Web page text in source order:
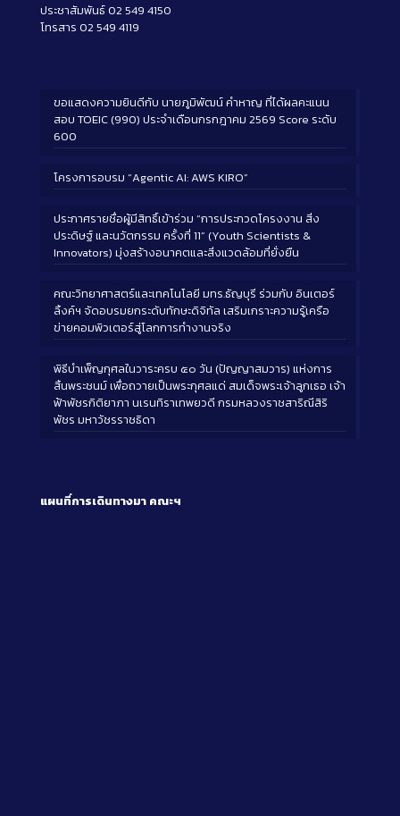
ประชาสัมพันธ์ 02 549 4150
โทรสาร 02 549 4119
ขอแสดงความยินดีกับ นายภูมิพัฒน์ คำหาญ ที่ได้ผลคะแนน
สอบ TOEIC (990) ประจำเดือนกรกฎาคม 2569 Score ระดับ
600
โครงการอบรม “Agentic AI: AWS KIRO”
ประกาศรายชื่อผู้มีสิทธิ์เข้าร่วม “การประกวดโครงงาน สิ่ง
ประดิษฐ์ และนวัตกรรม ครั้งที่ 11” (Youth Scientists &
Innovators) มุ่งสร้างอนาคตและสิ่งแวดล้อมที่ยั่งยืน
คณะวิทยาศาสตร์และเทคโนโลยี มทร.ธัญบุรี ร่วมกับ อินเตอร์
ลิ้งค์ฯ จัดอบรมยกระดับทักษะดิจิทัล เสริมเกราะความรู้เครือ
ข่ายคอมพิวเตอร์สู่โลกการทำงานจริง
พิธีบำเพ็ญกุศลในวาระครบ ๕๐ วัน (ปัญญาสมวาร) แห่งการ
สิ้นพระชนม์ เพื่อถวายเป็นพระกุศลแด่ สมเด็จพระเจ้าลูกเธอ เจ้า
ฟ้าพัชรกิติยาภา นเรนทิราเทพยวดี กรมหลวงราชสาริณีสิริ
พัชร มหาวัชรราชธิดา
แผนที่การเดินทางมา คณะฯ